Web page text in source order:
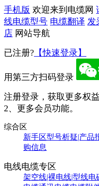
手机版 欢迎来到电缆网
线电缆型号 电缆翻译 发
店 网站导航
已注册? 【快速登录】
用第三方扫码登录
注册登录，获取更多权益
2、更多会员功能。
综合区
新手区型号析疑|产品
购信息
电线电缆专区
架空线|裸电线|型线电